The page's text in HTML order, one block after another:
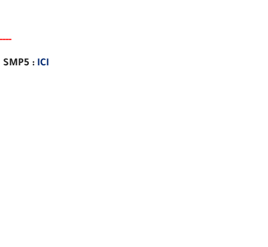
---
: ICI